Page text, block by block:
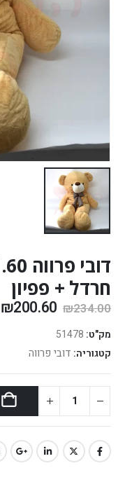
חרדל + פפיון
₪234.00
₪200.60
מק"ט: 51478
קטגוריה: דובי פרווה